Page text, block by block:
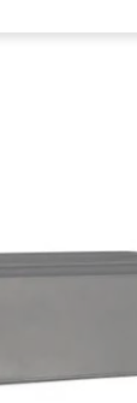
21 cm